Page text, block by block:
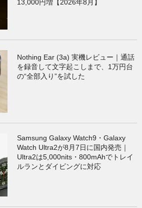
13,000円増【2026年8月】
Nothing Ear (3a) 実機レビュー｜通話
を録音して文字起こしまで、1万円台
の“全部入り”を試した
Samsung Galaxy Watch9・Galaxy
Watch Ultra2が8月7日に国内発売｜
Ultra2は5,000nits・800mAhでトレイ
ルランとダイビングに対応